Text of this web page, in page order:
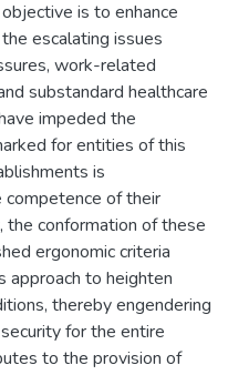
is to enhance
escalating issues
work-related
substandard healthcare
impeded the
for entities of this
is
of their
the conformation of these
ergonomic criteria
approach to heighten
thereby engendering
for the entire
to the provision of